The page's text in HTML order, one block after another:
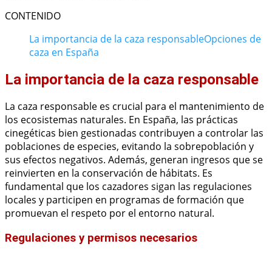
CONTENIDO
La importancia de la caza responsableOpciones de
caza en España
La importancia de la caza responsable
La caza responsable es crucial para el mantenimiento de
los ecosistemas naturales. En España, las prácticas
cinegéticas bien gestionadas contribuyen a controlar las
poblaciones de especies, evitando la sobrepoblación y
sus efectos negativos. Además, generan ingresos que se
reinvierten en la conservación de hábitats. Es
fundamental que los cazadores sigan las regulaciones
locales y participen en programas de formación que
promuevan el respeto por el entorno natural.
Regulaciones y permisos necesarios